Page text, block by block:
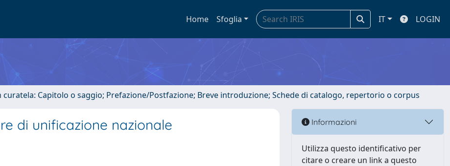
Home Sfoglia IT LOGIN
curatela: Capitolo o saggio; Prefazione/Postfazione; Breve introduzione; Schede di catalogo, repertorio o corpus
di unificazione nazionale Informazioni
Utilizza questo identificativo per
citare o creare un link a questo